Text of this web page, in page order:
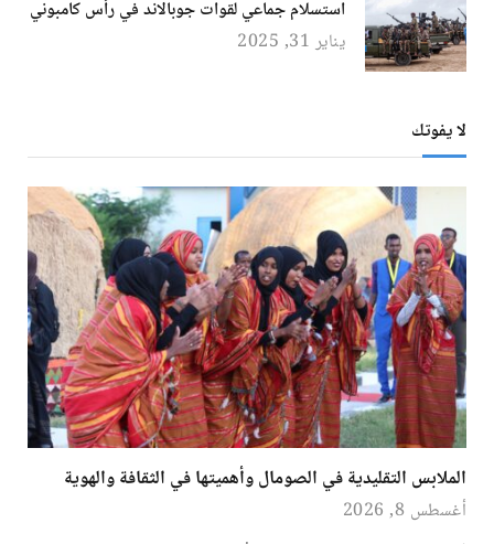
استسلام جماعي لقوات جوبالاند في رأس كامبوني
يناير 31, 2025
لا يفوتك
الملابس التقليدية في الصومال وأهميتها في الثقافة والهوية
أغسطس 8, 2026